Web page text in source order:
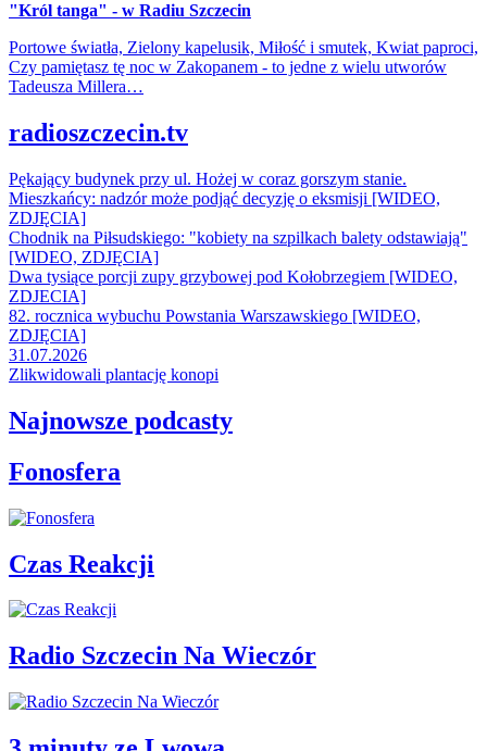
"Król tanga" - w Radiu Szczecin
Portowe światła, Zielony kapelusik, Miłość i smutek, Kwiat paproci,
Czy pamiętasz tę noc w Zakopanem - to jedne z wielu utworów
Tadeusza Millera…
radioszczecin.tv
Pękający budynek przy ul. Hożej w coraz gorszym stanie.
Mieszkańcy: nadzór może podjąć decyzję o eksmisji [WIDEO,
ZDJĘCIA]
Chodnik na Piłsudskiego: "kobiety na szpilkach balety odstawiają"
[WIDEO, ZDJĘCIA]
Dwa tysiące porcji zupy grzybowej pod Kołobrzegiem [WIDEO,
ZDJECIA]
82. rocznica wybuchu Powstania Warszawskiego [WIDEO,
ZDJĘCIA]
31.07.2026
Zlikwidowali plantację konopi
Najnowsze podcasty
Fonosfera
Czas Reakcji
Radio Szczecin Na Wieczór